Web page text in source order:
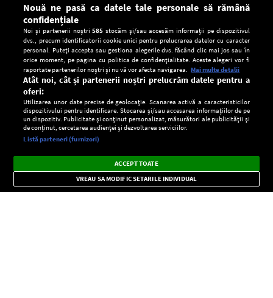
CONFIDENŢIALITATE
Setări:
Dark
Mode
Radio live, podcasturi, știri și alerte
importante.
×
Nouă ne pasă ca datele tale personale să rămână
confidențiale
Noi și partenerii noștri585 stocăm și/sau accesăm informații pe dispozitivul
dvs., precum identificatorii cookie unici pentru prelucrarea datelor cu caracter
personal. Puteți accepta sau gestiona alegerile dvs. făcând clic mai jos sau în
orice moment, pe pagina cu politica de confidențialitate. Aceste alegeri vor fi
raportate partenerilor noștri și nu vă vor afecta navigarea. Mai multe detalii
Atât noi, cât și partenerii noștri prelucrăm datele pentru a
oferi:
Utilizarea unor date precise de geolocație. Scanarea activă a caracteristicilor
dispozitivului pentru identificare. Stocarea și/sau accesarea informațiilor de pe
un dispozitiv. Publicitate și conținut personalizat, măsurători ale publicității și
de conținut, cercetarea audienței și dezvoltarea serviciilor.
Listă parteneri (furnizori)
ACCEPT TOATE
VREAU SA MODIFIC SETARILE INDIVIDUAL